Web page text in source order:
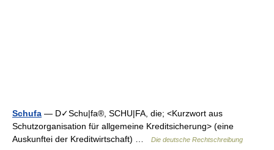
Schufa — D✓Schu|fa®, SCHU|FA, die; <Kurzwort aus
Schutzorganisation für allgemeine Kreditsicherung> (eine
Auskunftei der Kreditwirtschaft) …
Die deutsche Rechtschreibung